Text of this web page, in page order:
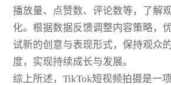
播放量、点赞数、评论数等，了解
化。根据数据反馈调整内容策略，
试新的创意与表现形式，保持观众
度，实现持续成长与发展。
综上所述，TikTok短视频拍摄是一